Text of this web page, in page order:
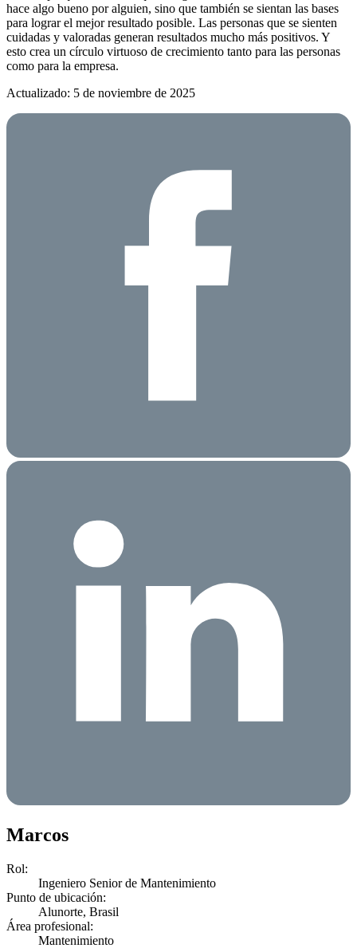
hace algo bueno por alguien, sino que también se sientan las bases
para lograr el mejor resultado posible. Las personas que se sienten
cuidadas y valoradas generan resultados mucho más positivos. Y
esto crea un círculo virtuoso de crecimiento tanto para las personas
como para la empresa.
Actualizado: 5 de noviembre de 2025
Marcos
Rol:
Ingeniero Senior de Mantenimiento
Punto de ubicación:
Alunorte, Brasil
Área profesional:
Mantenimiento